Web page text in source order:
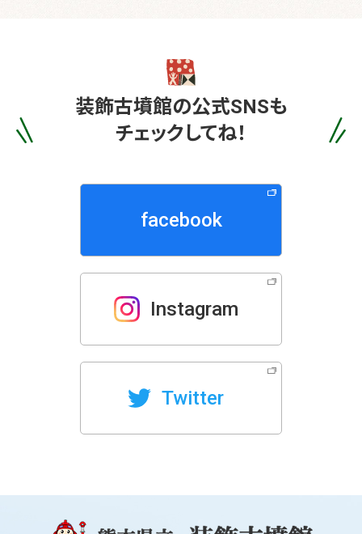
装飾古墳館の公式SNSも
チェックしてね！
facebook
Instagram
Twitter